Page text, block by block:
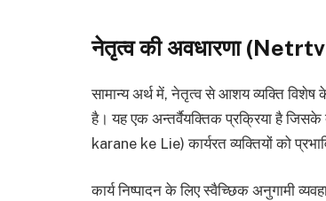
नेतृत्व की अवधारणा
सामान्य अर्थ में, नेतृत्व से आशय व्यक्ति विशेष
है। यह एक अन्तर्वैयक्तिक प्रक्रिया है जिसके
karane ke Lie) कार्यरत व्यक्तियों को
कार्य निष्पादन के लिए स्वैच्छिक अनुगामी